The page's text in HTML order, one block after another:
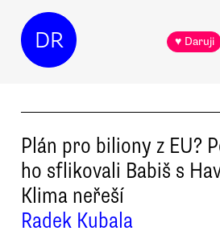
DR ♥ Daruji
Plán pro biliony z EU?
ho sflikovali Babiš s
Klima neřeší
Radek Kubala